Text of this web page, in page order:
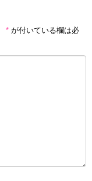
* が付いている欄は必